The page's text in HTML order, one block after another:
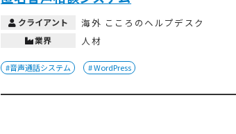
クライアント 海外 こころのヘルプデスク
業界 人材
#音声通話システム # WordPress